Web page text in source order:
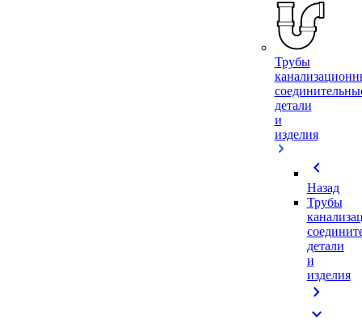
Трубы
детали
и
изделия
chevron_left
Назад
Трубы
детали
и
изделия
chevron_right
expand_more